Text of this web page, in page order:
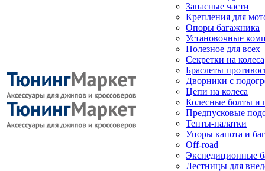
Запасные части
Крепления для
Опоры багажника
Установочные
Полезное для всех
Секретки на колеса
Браслеты
Дворники с
Цепи на колеса
Колесные болты и
Предпусковые
Тенты-палатки
Упоры капота и
Off-road
Экспедиционные
Лестницы для